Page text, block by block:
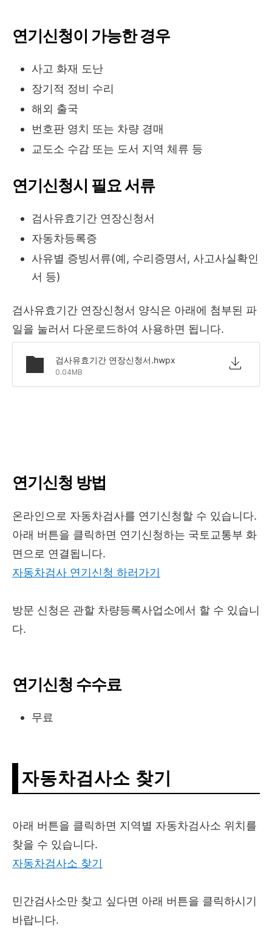
연기신청이 가능한 경우
사고 화재 도난
장기적 정비 수리
해외 출국
번호판 영치 또는 차량 경매
교도소 수감 또는 도서 지역 체류 등
연기신청시 필요 서류
검사유효기간 연장신청서
자동차등록증
사유별 증빙서류(예, 수리증명서, 사고사실확인
서 등)
검사유효기간 연장신청서 양식은 아래에 첨부된 파
일을 눌러서 다운로드하여 사용하면 됩니다.
검사유효기간 연장신청서.hwpx
0.04MB
연기신청 방법
온라인으로 자동차검사를 연기신청할 수 있습니다.
아래 버튼을 클릭하면 연기신청하는 국토교통부 화
면으로 연결됩니다.
자동차검사 연기신청 하러가기
방문 신청은 관할 차량등록사업소에서 할 수 있습니
다.
연기신청 수수료
무료
자동차검사소 찾기
아래 버튼을 클릭하면 지역별 자동차검사소 위치를
찾을 수 있습니다.
자동차검사소 찾기
민간검사소만 찾고 싶다면 아래 버튼을 클릭하시기
바랍니다.